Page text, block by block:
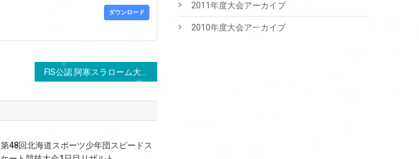
ダウンロード
FIS公認 阿寒スラローム大会
第48回北海道スポーツ少年団スピードス
2011年度大会アーカイブ
2010年度大会アーカイブ